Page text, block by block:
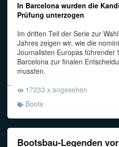
In Barcelona wurden die
Prüfung unterzogen
Im dritten Teil der Serie zur
Jahres zeigen wir, wie die
Journalisten Europas führender
Barcelona zur finalen
mussten.
17233 x angesehen
Boote
Bootsbau-Legenden